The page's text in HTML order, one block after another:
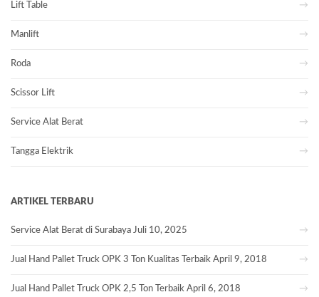
Lift Table
Manlift
Roda
Scissor Lift
Service Alat Berat
Tangga Elektrik
ARTIKEL TERBARU
Service Alat Berat di Surabaya Juli 10, 2025
Jual Hand Pallet Truck OPK 3 Ton Kualitas Terbaik April 9, 2018
Jual Hand Pallet Truck OPK 2,5 Ton Terbaik April 6, 2018